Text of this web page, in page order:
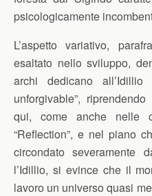
psicologicamente
L’aspetto variativo,
esaltato nello sviluppo,
archi dedicano
unforgivable”,
qui, come anche nelle
“Reflection”, e nel piano
circondato
l’Idillio, si evince che il
lavoro un universo quasi